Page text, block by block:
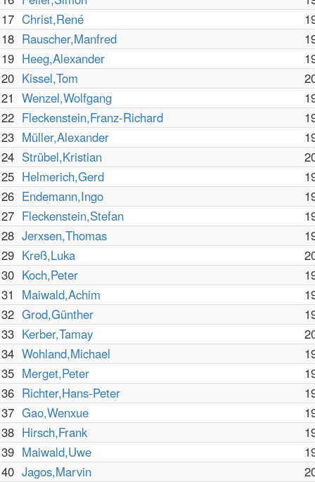
17 Christ,René
18 Rauscher,Manfred
19 Heeg,Alexander
20 Kissel,Tom
21 Wenzel,Wolfgang
22 Fleckenstein,Franz-Richard
23 Müller,Alexander
24 Strübel,Kristian
25 Helmerich,Gerd
26 Endemann,Ingo
27 Fleckenstein,Stefan
28 Jerxsen,Thomas
29 Kreß,Luka
30 Koch,Peter
31
Maiwald,Achim
32 Grod,Günther
33 Kerber,Tamay
34 Wohland,Michael
35 Merget,Peter
36 Richter,Hans-Peter
37 Gao,Wenxue
38 Hirsch,Frank
39 Maiwald,Uwe
40 Jagos,Marvin